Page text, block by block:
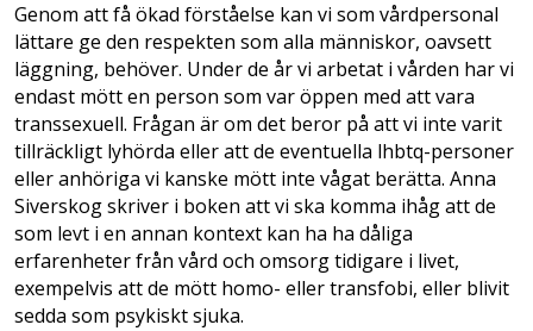
Genom att få ökad förståelse kan vi som vårdpersonal
lättare ge den respekten som alla människor, oavsett
läggning, behöver. Under de år vi arbetat i vården har vi
endast mött en person som var öppen med att vara
transsexuell. Frågan är om det beror på att vi inte varit
tillräckligt lyhörda eller att de eventuella lhbtq-personer
eller anhöriga vi kanske mött inte vågat berätta. Anna
Siverskog skriver i boken att vi ska komma ihåg att de
som levt i en annan kontext kan ha ha dåliga
erfarenheter från vård och omsorg tidigare i livet,
exempelvis att de mött homo- eller transfobi, eller blivit
sedda som psykiskt sjuka.